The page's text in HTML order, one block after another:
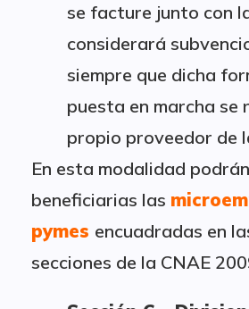
se facture junto con
considerará
siempre que dicha
puesta en marcha se
propio proveedor de
En esta modalidad
beneficiarias las
pymes encuadradas en
secciones de la CNAE